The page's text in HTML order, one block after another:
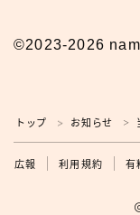
©2023-2026
トップ ＞ お知らせ ＞
広報 利用規約 有